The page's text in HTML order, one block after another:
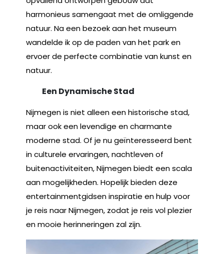
harmonieus samengaat met de omliggende
natuur. Na een bezoek aan het museum
wandelde ik op de paden van het park en
ervoer de perfecte combinatie van kunst en
natuur.
Een Dynamische Stad
Nijmegen is niet alleen een historische stad,
maar ook een levendige en charmante
moderne stad. Of je nu geïnteresseerd bent
in culturele ervaringen, nachtleven of
buitenactiviteiten, Nijmegen biedt een scala
aan mogelijkheden. Hopelijk bieden deze
entertainmentgidsen inspiratie en hulp voor
je reis naar Nijmegen, zodat je reis vol plezier
en mooie herinneringen zal zijn.